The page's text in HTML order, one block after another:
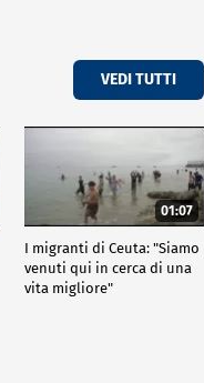
VEDI TUTTI
01:07
I migranti di Ceuta: "Siamo
venuti qui in cerca di una
vita migliore"